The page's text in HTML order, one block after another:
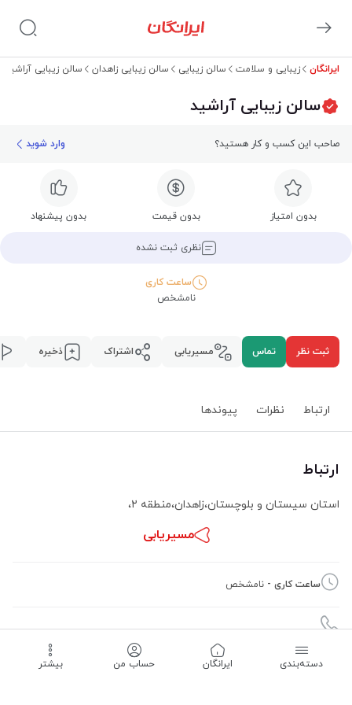
ایرانگان زیبایی و سلامت سالن زیبایی سالن زیبایی زاهدان سالن زیبایی آراشید
سالن زیبایی آراشید
صاحب این کسب و کار هستید؟ وارد شوید
بدون امتیاز بدون قیمت بدون پیشنهاد
نظری ثبت نشده
ساعت کاری
نامشخص
ثبت نظر تماس مسیریابی اشتراک ذخیره
ارتباط نظرات پیوند‌ها
ارتباط
استان سیستان و بلوچستان،زاهدان،منطقه ۲ ،
مسیریابی
ساعت کاری - نامشخص
09157516596
دسته‌بندی ‌ایرانگان حساب من بیشتر